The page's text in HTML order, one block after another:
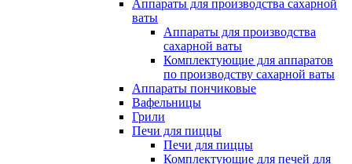
Аппараты для производства сахарной
ваты
Аппараты для производства
сахарной ваты
Комплектующие для аппаратов
по производству сахарной ваты
Аппараты пончиковые
Вафельницы
Грили
Печи для пиццы
Печи для пиццы
Комплектующие для печей для